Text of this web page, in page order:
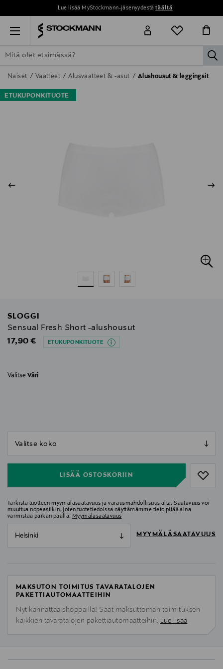
Lue lisää MyStockmann-jäsenyydestätäältä
Menu
ETSI KAIKKI NAISET MIEHET LAPSET KOTI
Naiset Vaatteet Alusvaatteet & -asut Alushousut & leggingsit
ETUKUPONKITUOTE
SLOGGI
Sensual Fresh Short -alushousut
Original Price
17,90 € ETUKUPONKITUOTE
Valitse Väri
LISÄÄ OSTOSKORIIN
Tarkista tuotteen myymäläsaatavuus ja varausmahdollisuus alta. Saatavuus voi
muuttua nopeastikin, joten tuotetiedoissa näyttämämme tieto pitää aina
varmistaa paikan päällä. Myymäläsaatavuus
Helsinki MYYMÄLÄSAATAVUUS
MAKSUTON TOIMITUS TAVARATALOJEN
PAKETTIAUTOMAATTEIHIN
Nyt kannattaa shoppailla! Saat maksuttoman toimituksen
kaikkien tavaratalojen pakettiautomaatteihin. Lue lisää